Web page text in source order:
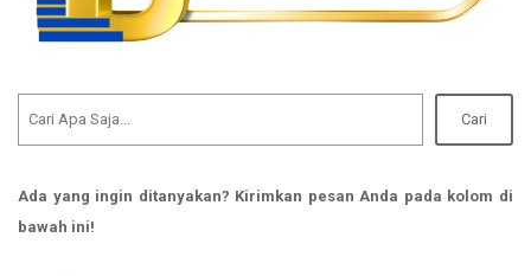
Cari
Ada yang ingin ditanyakan? Kirimkan pesan Anda pada kolom di
bawah ini!